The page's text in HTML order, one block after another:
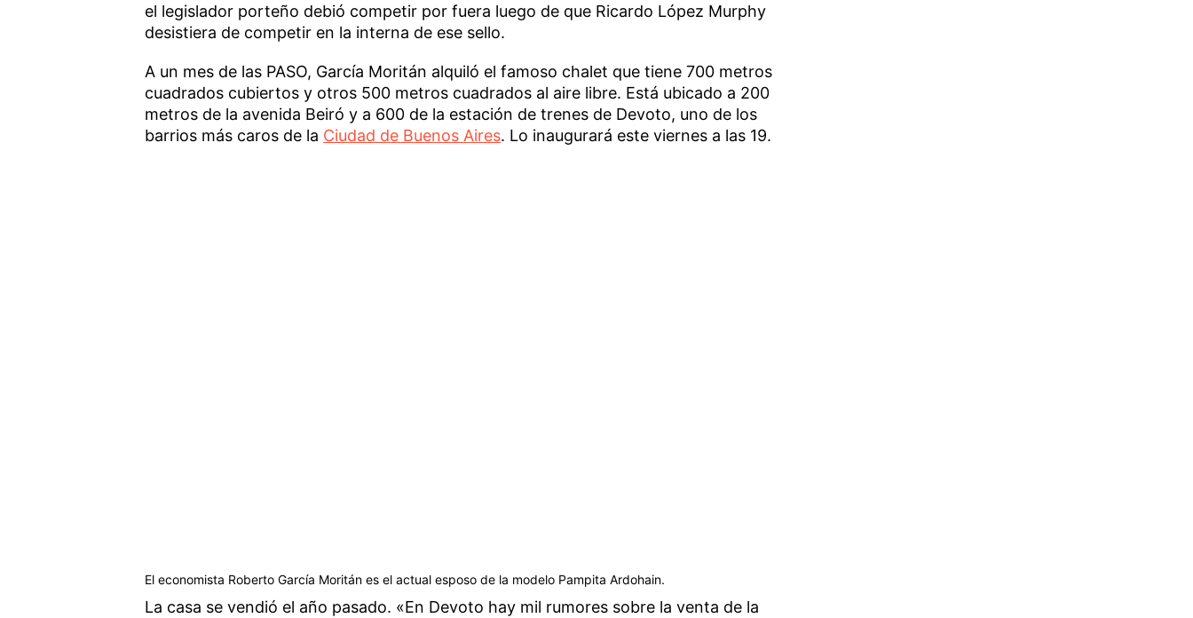
el legislador porteño debió competir por fuera luego de que Ricardo López Murphy
desistiera de competir en la interna de ese sello.
A un mes de las PASO, García Moritán alquiló el famoso chalet que tiene 700 metros
cuadrados cubiertos y otros 500 metros cuadrados al aire libre. Está ubicado a 200
metros de la avenida Beiró y a 600 de la estación de trenes de Devoto, uno de los
barrios más caros de la Ciudad de Buenos Aires. Lo inaugurará este viernes a las 19.
El economista Roberto García Moritán es el actual esposo de la modelo Pampita Ardohain.
La casa se vendió el año pasado. «En Devoto hay mil rumores sobre la venta de la